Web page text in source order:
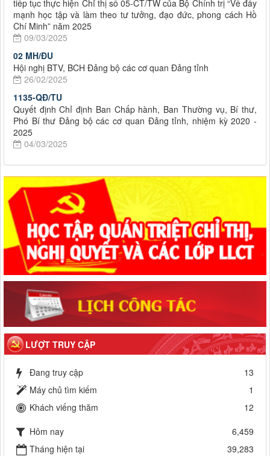
tiếp tục thực hiện Chỉ thị số 05-CT/TW của Bộ Chính trị “Về đẩy
mạnh học tập và làm theo tư tưởng, đạo đức, phong cách Hồ
Chí Minh” năm 2025
09/03/2025
02 MH/ĐU
Hội nghị BTV, BCH Đảng bộ các cơ quan Đảng tỉnh
26/02/2025
1135-QĐ/TU
Quyết định Chỉ định Ban Chấp hành, Ban Thường vụ, Bí thư,
Phó Bí thư Đảng bộ các cơ quan Đảng tỉnh, nhiệm kỳ 2020 -
2025
04/03/2025
LƯỢT TRUY CẬP
Đang truy cập
13
Máy chủ tìm kiếm
1
Khách viếng thăm
12
Hôm nay
6,459
Tháng hiện tại
39,283